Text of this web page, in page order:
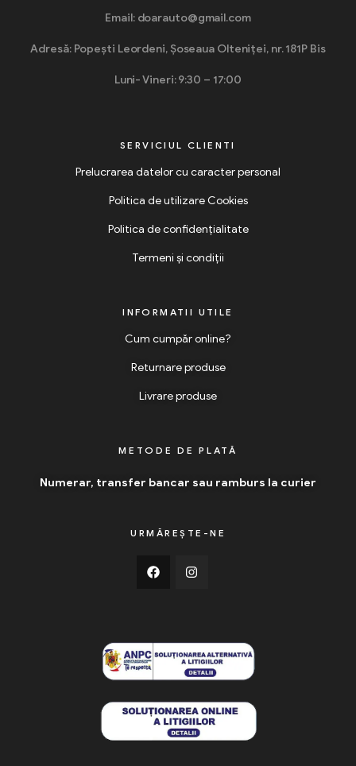
Email: doarauto@gmail.com
Adresă: Popești Leordeni, Șoseaua Olteniței, nr. 181P Bis
Luni- Vineri: 9:30 – 17:00
SERVICIUL CLIENTI
Prelucrarea datelor cu caracter personal
Politica de utilizare Cookies
Politica de confidențialitate
Termeni și condiții
INFORMATII UTILE
Cum cumpăr online?
Returnare produse
Livrare produse
METODE DE PLATĂ
Numerar, transfer bancar sau ramburs la curier
URMĂREȘTE-NE